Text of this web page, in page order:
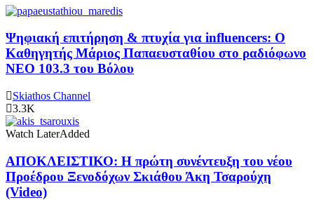
Ψηφιακή επιτήρηση & πτυχία για influencers: Ο
Καθηγητής Μάριος Παπαευσταθίου στο ραδιόφωνο
NEO 103.3 του Βόλου
Skiathos Channel
3.3K
Watch LaterAdded
ΑΠΟΚΛΕΙΣΤΙΚΟ: Η πρώτη συνέντευξη του νέου
Προέδρου Ξενοδόχων Σκιάθου Άκη Τσαρούχη
(Video)